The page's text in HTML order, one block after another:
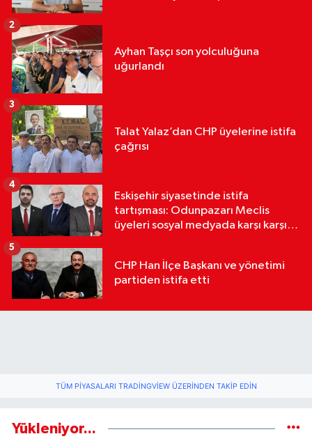
Ayhan Taşçı son yolculuğuna
uğurlandı
2
Talat Yalaz’dan CHP üyelerine istifa
çağrısı
3
Eskişehir siyasetinde istifa
tartışması: Odunpazarı Meclis
üyeleri sosyal medyada karşı karşıya
4
CHP Han İlçe Başkanı ve yönetimi
partiden istifa etti
5
TÜM PIYASALARI TRADINGVIEW ÜZERINDEN TAKIP EDIN
Yükleniyor...